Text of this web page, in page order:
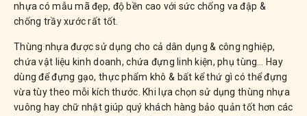
nhựa có mẫu mã đẹp, độ bền cao với sức chống va đập &
chống trầy xước rất tốt.
Thùng nhựa được sử dụng cho cả dân dụng & công nghiệp,
chứa vật liệu kinh doanh, chứa đựng linh kiện, phụ tùng… Hay
dùng để đựng gạo, thực phẩm khô & bất kể thứ gì có thể đựng
vừa tùy theo mỗi kích thước. Khi lựa chọn sử dụng thùng nhựa
vuông hay chữ nhật giúp quý khách hàng bảo quản tốt hơn các